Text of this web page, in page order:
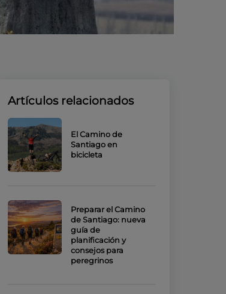
Artículos relacionados
El Camino de
Santiago en
bicicleta
Preparar el Camino
de Santiago: nueva
guía de
planificación y
consejos para
peregrinos